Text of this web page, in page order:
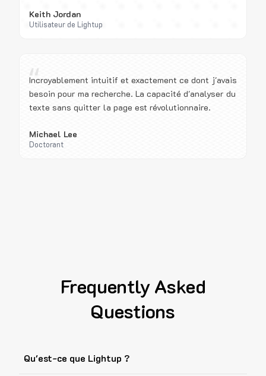
Keith Jordan
Utilisateur de Lightup
“
Incroyablement intuitif et exactement ce dont j'avais
besoin pour ma recherche. La capacité d'analyser du
texte sans quitter la page est révolutionnaire.
Michael Lee
Doctorant
Frequently Asked
Questions
Qu'est-ce que Lightup ?